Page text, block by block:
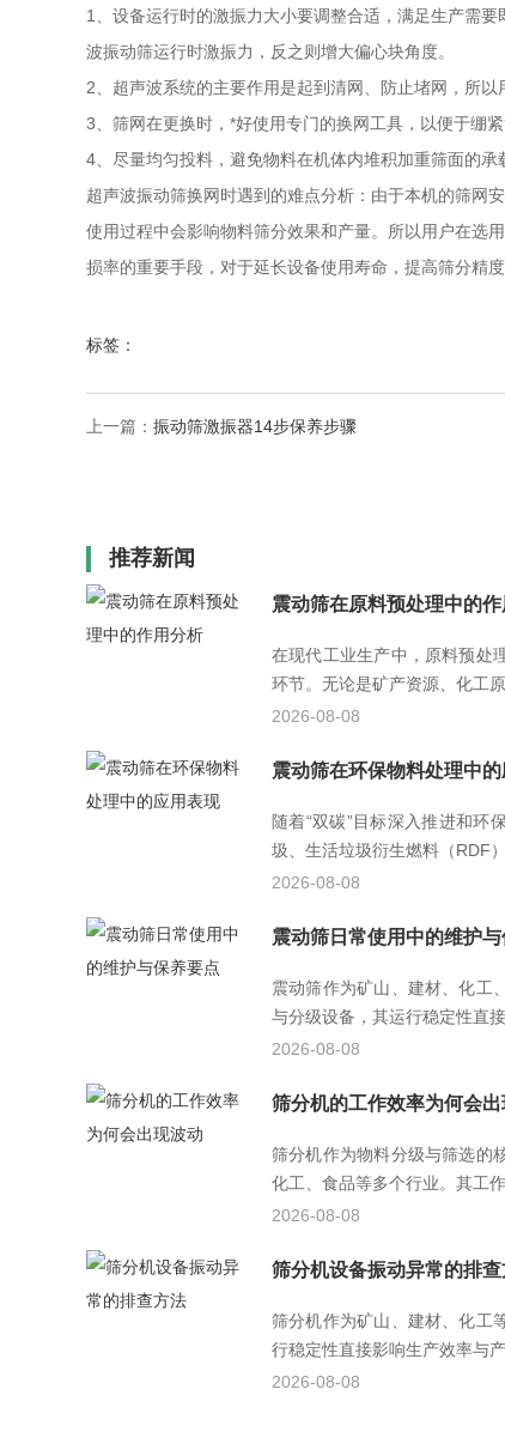
1、设备运行时的激振力大小要调整合适，满足生产需
波振动筛运行时激振力，反之则增大偏心块角度。
2、超声波系统的主要作用是起到清网、防止堵网，所
3、筛网在更换时，*好使用专门的换网工具，以便于绷
4、尽量均匀投料，避免物料在机体内堆积加重筛面的
超声波振动筛换网时遇到的难点分析：由于本机的筛网
使用过程中会影响物料筛分效果和产量。所以用户在选
损率的重要手段，对于延长设备使用寿命，提高筛分精度
标签：
上一篇： 振动筛激振器14步保养步骤
推荐新闻
震动筛在原料预处理中的
在现代工业生产中，原料预处
环节。无论是矿产资源、化工原
2026-08-08
震动筛在环保物料处理中
随着“双碳”目标深入推进和环
圾、生活垃圾衍生燃料（RDF）
2026-08-08
震动筛日常使用中的维护
震动筛作为矿山、建材、化工
与分级设备，其运行稳定性直接
2026-08-08
筛分机的工作效率为何会
筛分机作为物料分级与筛选的
化工、食品等多个行业。其工作
2026-08-08
筛分机设备振动异常的排
筛分机作为矿山、建材、化工
行稳定性直接影响生产效率与产
2026-08-08